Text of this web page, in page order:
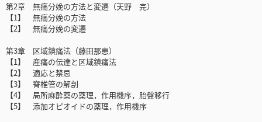
第2章 無痛分娩の方法と変遷（天野 完）
【1】 無痛分娩の方法
【2】 無痛分娩の変遷
第3章 区域鎮痛法（藤田那恵）
【1】 産痛の伝達と区域鎮痛法
【2】 適応と禁忌
【3】 脊椎管の解剖
【4】 局所麻酔薬の薬理，作用機序，胎盤移行
【5】 添加オピオイドの薬理，作用機序